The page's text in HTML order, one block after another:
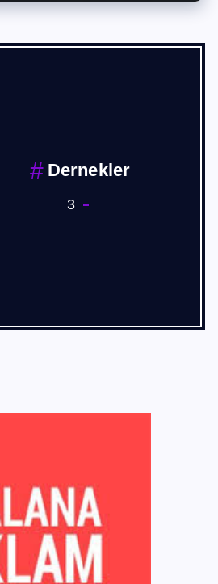
Dernekler
3